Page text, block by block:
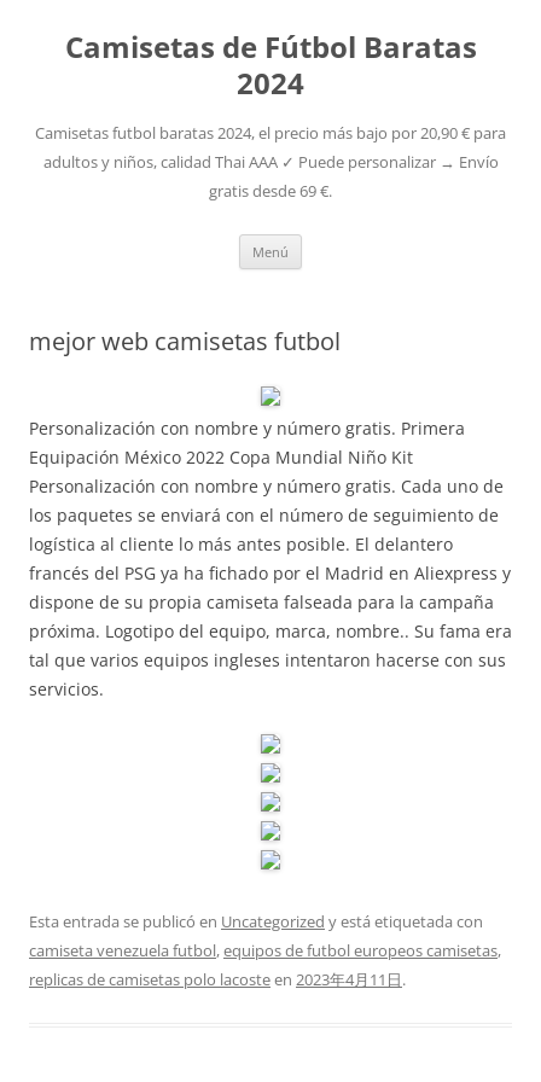
Camisetas de Fútbol Baratas
2024
Camisetas futbol baratas 2024, el precio más bajo por 20,90 € para
adultos y niños, calidad Thai AAA ✓ Puede personalizar → Envío
gratis desde 69 €.
Menú
mejor web camisetas futbol
Personalización con nombre y número gratis. Primera
Equipación México 2022 Copa Mundial Niño Kit
Personalización con nombre y número gratis. Cada uno de
los paquetes se enviará con el número de seguimiento de
logística al cliente lo más antes posible. El delantero
francés del PSG ya ha fichado por el Madrid en Aliexpress y
dispone de su propia camiseta falseada para la campaña
próxima. Logotipo del equipo, marca, nombre.. Su fama era
tal que varios equipos ingleses intentaron hacerse con sus
servicios.
Esta entrada se publicó en Uncategorized y está etiquetada con
camiseta venezuela futbol,equipos de futbol europeos camisetas,
replicas de camisetas polo lacosteen 2023年4月11日.